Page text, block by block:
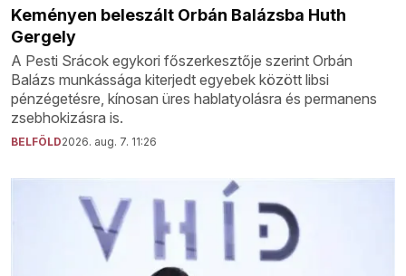
Keményen beleszált Orbán Balázsba Huth
Gergely
A Pesti Srácok egykori főszerkesztője szerint Orbán
Balázs munkássága kiterjedt egyebek között libsi
pénzégetésre, kínosan üres hablatyolásra és permanens
zsebhokizásra is.
BELFÖLD2026. aug. 7. 11:26